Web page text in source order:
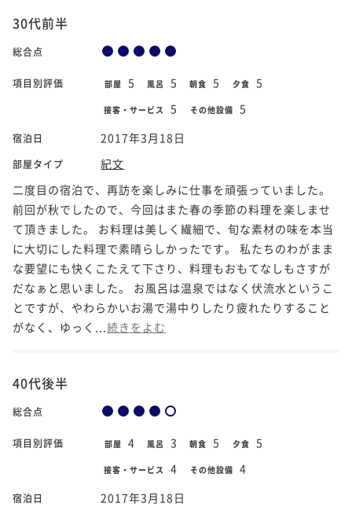
30代前半
総合点
項目別評価 部屋 5 風呂 5 朝食 5 夕食 5
接客・サービス 5 その他設備 5
宿泊日 2017年3月18日
部屋タイプ
紀文
二度目の宿泊で、再訪を楽しみに仕事を頑張っていました。
前回が秋でしたので、今回はまた春の季節の料理を楽しませ
て頂きました。 お料理は美しく繊細で、旬な素材の味を本当
に大切にした料理で素晴らしかったです。 私たちのわがまま
な要望にも快くこたえて下さり、料理もおもてなしもさすが
だなぁと思いました。 お風呂は温泉ではなく伏流水というこ
とですが、やわらかいお湯で湯中りしたり疲れたりすること
がなく、ゆっく... 続きをよむ
40代後半
総合点
項目別評価 部屋 4 風呂 3 朝食 5 夕食 5
接客・サービス 4 その他設備 4
宿泊日 2017年3月18日